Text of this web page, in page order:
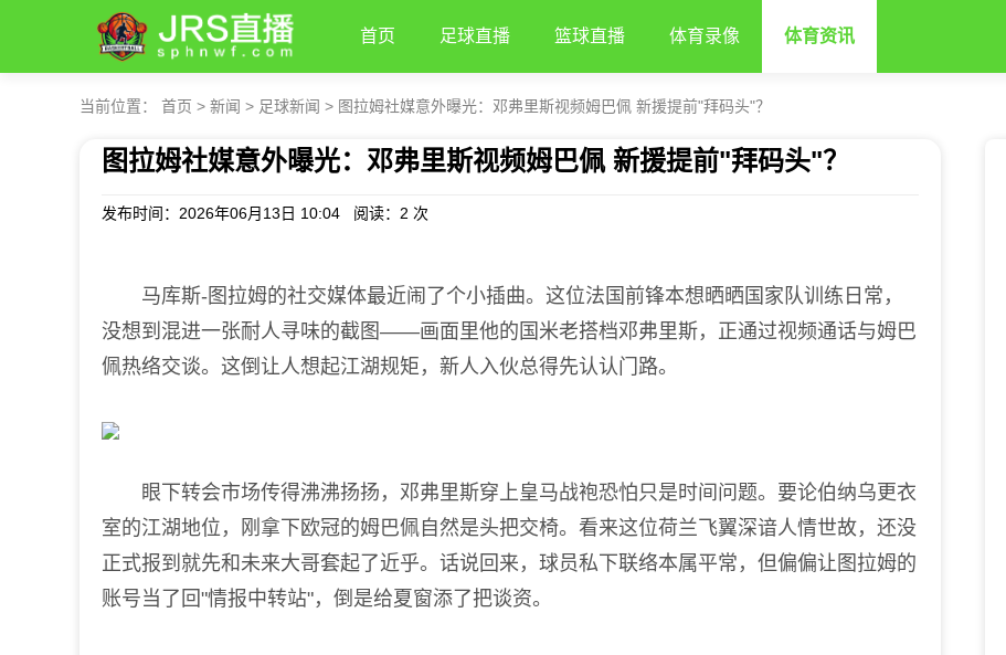
首页 足球直播 篮球直播 体育录像 体育资讯
当前位置： 首页 > 新闻 > 足球新闻 > 图拉姆社媒意外曝光：邓弗里斯视频姆巴佩 新援提前"拜码头"？
图拉姆社媒意外曝光：邓弗里斯视频姆巴佩 新援提前"拜码头"？
发布时间：2026年06月13日 10:04 阅读： 2 次
马库斯-图拉姆的社交媒体最近闹了个小插曲。这位法国前锋本想晒晒国家队训练日常，
没想到混进一张耐人寻味的截图——画面里他的国米老搭档邓弗里斯，正通过视频通话与姆巴
佩热络交谈。这倒让人想起江湖规矩，新人入伙总得先认认门路。
眼下转会市场传得沸沸扬扬，邓弗里斯穿上皇马战袍恐怕只是时间问题。要论伯纳乌更衣
室的江湖地位，刚拿下欧冠的姆巴佩自然是头把交椅。看来这位荷兰飞翼深谙人情世故，还没
正式报到就先和未来大哥套起了近乎。话说回来，球员私下联络本属平常，但偏偏让图拉姆的
账号当了回"情报中转站"，倒是给夏窗添了把谈资。